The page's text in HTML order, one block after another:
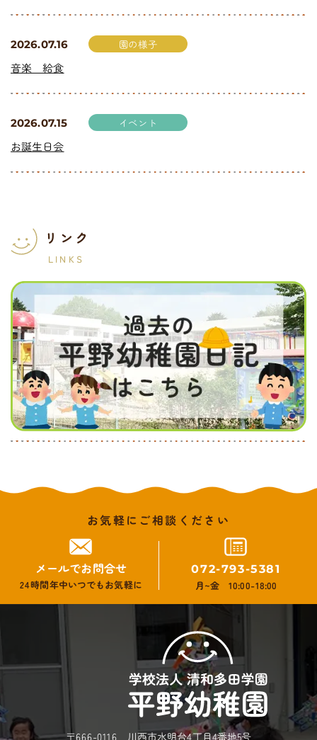
2026.07.16 園の様子
音楽 給食
2026.07.15 イベント
お誕生日会
リンク
LINKS
お気軽にご相談ください
メールでお問合せ
24時間年中いつでもお気軽に
072-793-5381
月~金 10:00-18:00
〒666-0116 川西市水明台4丁目4番地5号